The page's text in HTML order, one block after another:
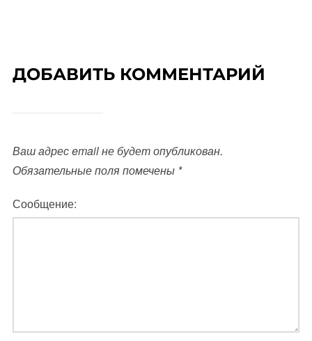
ДОБАВИТЬ КОММЕНТАРИЙ
Ваш адрес email не будет опубликован.
Обязательные поля помечены *
Сообщение: